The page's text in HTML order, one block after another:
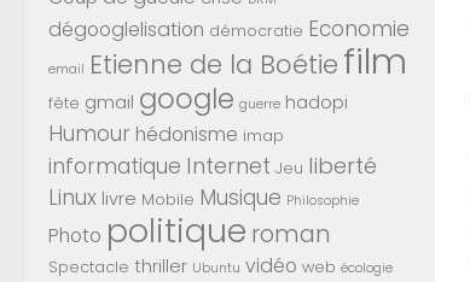
dégooglelisation démocratie Economie
email Etienne de la Boétie film
fête gmail google guerre hadopi
Humour hédonisme imap
informatique Internet Jeu liberté
Linux livre Mobile Musique Philosophie
Photo politique roman
Spectacle thriller Ubuntu vidéo web écologie